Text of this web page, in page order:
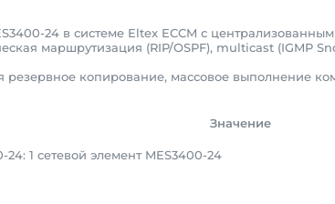
24 в системе Eltex ECCM с
маршрутизация (RIP/OSPF), multicast (IGMP
копирование, массовое выполнение
Значение
24: 1 сетевой элемент MES3400-24